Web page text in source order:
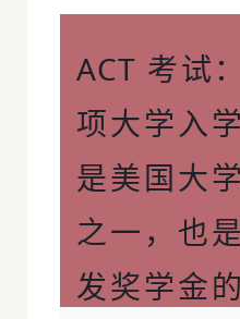
ACT 考试
项大学入
是美国大
之一，也
发奖学金